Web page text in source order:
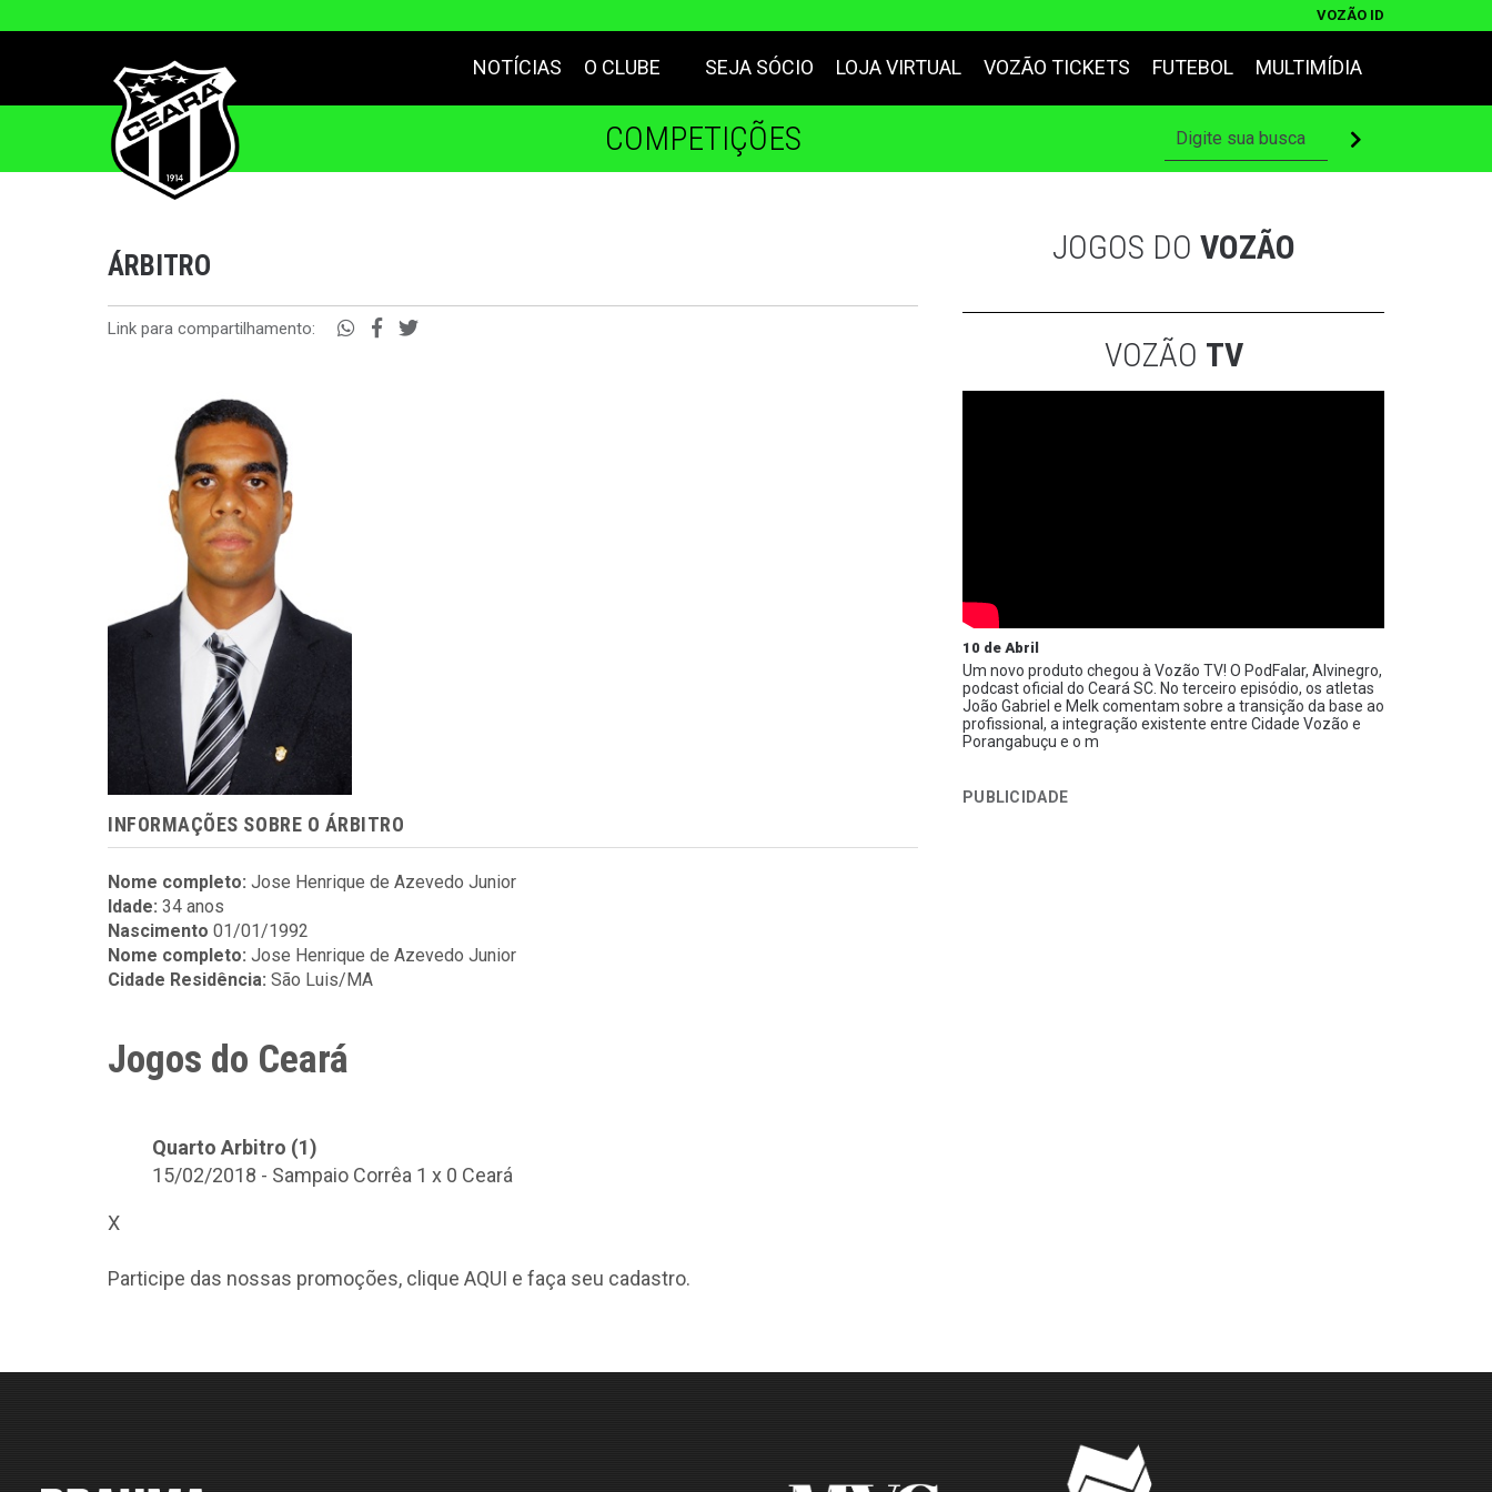
VOZÃO ID
NOTÍCIAS O CLUBE SEJA SÓCIO LOJA VIRTUAL VOZÃO TICKETS FUTEBOL MULTIMÍDIA
COMPETIÇÕES
ÁRBITRO
Link para compartilhamento:
INFORMAÇÕES SOBRE O ÁRBITRO
Nome completo: Jose Henrique de Azevedo Junior
Idade: 34 anos
Nascimento 01/01/1992
Nome completo: Jose Henrique de Azevedo Junior
Cidade Residência: São Luis/MA
Jogos do Ceará
Quarto Arbitro (1)
15/02/2018 - Sampaio Corrêa 1 x 0 Ceará
X
Participe das nossas promoções, clique AQUI e faça seu cadastro.
JOGOS DO VOZÃO
VOZÃO TV
10 de Abril
Um novo produto chegou à Vozão TV! O PodFalar, Alvinegro,
podcast oficial do Ceará SC. No terceiro episódio, os atletas
João Gabriel e Melk comentam sobre a transição da base ao
profissional, a integração existente entre Cidade Vozão e
Porangabuçu e o m
PUBLICIDADE